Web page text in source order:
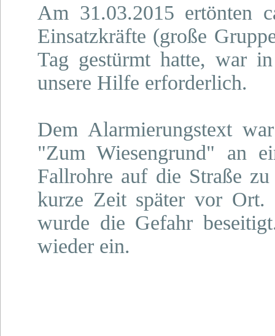
Am 31.03.2015 ertönten
Einsatzkräfte (große
Tag gestürmt hatte, war
unsere Hilfe erforderlich.
Dem Alarmierungstext
"Zum Wiesengrund" an
Fallrohre auf die Straße
kurze Zeit später vor Ort.
wurde die Gefahr
wieder ein.